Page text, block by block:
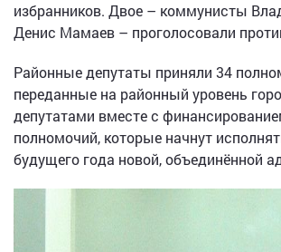
избранников. Двое – коммунисты
Денис Мамаев – проголосовали
Районные депутаты приняли 34
переданные на районный уровень
депутатами вместе с
полномочий, которые начнут
будущего года новой, объединённой